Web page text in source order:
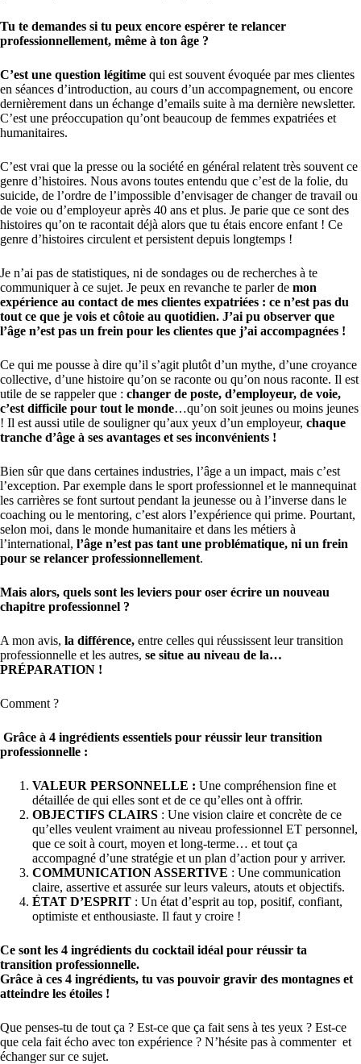
Tu te demandes si tu peux encore espérer te relancer
professionnellement, même à ton âge ?
C’est une question légitime qui est souvent évoquée par mes clientes
en séances d’introduction, au cours d’un accompagnement, ou encore
dernièrement dans un échange d’emails suite à ma dernière newsletter.
C’est une préoccupation qu’ont beaucoup de femmes expatriées et
humanitaires.
C’est vrai que la presse ou la société en général relatent très souvent ce
genre d’histoires. Nous avons toutes entendu que c’est de la folie, du
suicide, de l’ordre de l’impossible d’envisager de changer de travail ou
de voie ou d’employeur après 40 ans et plus. Je parie que ce sont des
histoires qu’on te racontait déjà alors que tu étais encore enfant ! Ce
genre d’histoires circulent et persistent depuis longtemps !
Je n’ai pas de statistiques, ni de sondages ou de recherches à te
communiquer à ce sujet. Je peux en revanche te parler de mon
expérience au contact de mes clientes expatriées : ce n’est pas du
tout ce que je vois et côtoie au quotidien. J’ai pu observer que
l’âge n’est pas un frein pour les clientes que j’ai accompagnées !
Ce qui me pousse à dire qu’il s’agit plutôt d’un mythe, d’une croyance
collective, d’une histoire qu’on se raconte ou qu’on nous raconte. Il est
utile de se rappeler que : changer de poste, d’employeur, de voie,
c’est difficile pour tout le monde…qu’on soit jeunes ou moins jeunes
! Il est aussi utile de souligner qu’aux yeux d’un employeur, chaque
tranche d’âge à ses avantages et ses inconvénients !
Bien sûr que dans certaines industries, l’âge a un impact, mais c’est
l’exception. Par exemple dans le sport professionnel et le mannequinat
les carrières se font surtout pendant la jeunesse ou à l’inverse dans le
coaching ou le mentoring, c’est alors l’expérience qui prime. Pourtant,
selon moi, dans le monde humanitaire et dans les métiers à
l’international, l’âge n’est pas tant une problématique, ni un frein
pour se relancer professionnellement.
Mais alors, quels sont les leviers pour oser écrire un nouveau
chapitre professionnel ?
A mon avis, la différence, entre celles qui réussissent leur transition
professionnelle et les autres, se situe au niveau de la…
PRÉPARATION !
Comment ?
Grâce à 4 ingrédients essentiels pour réussir leur transition
professionnelle :
VALEUR PERSONNELLE : Une compréhension fine et
détaillée de qui elles sont et de ce qu’elles ont à offrir.
OBJECTIFS CLAIRS : Une vision claire et concrète de ce
qu’elles veulent vraiment au niveau professionnel ET personnel,
que ce soit à court, moyen et long-terme… et tout ça
accompagné d’une stratégie et un plan d’action pour y arriver.
COMMUNICATION ASSERTIVE : Une communication
claire, assertive et assurée sur leurs valeurs, atouts et objectifs.
ÉTAT D’ESPRIT : Un état d’esprit au top, positif, confiant,
optimiste et enthousiaste. Il faut y croire !
Ce sont les 4 ingrédients du cocktail idéal pour réussir ta
transition professionnelle.
Grâce à ces 4 ingrédients, tu vas pouvoir gravir des montagnes et
atteindre les étoiles !
Que penses-tu de tout ça ? Est-ce que ça fait sens à tes yeux ? Est-ce
que cela fait écho avec ton expérience ? N’hésite pas à commenter et
échanger sur ce sujet.